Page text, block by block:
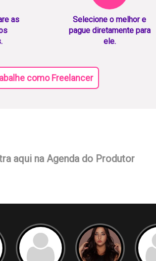
as
Selecione o melhor e
pague diretamente para
ele.
como Freelancer
aqui na Agenda do Produtor